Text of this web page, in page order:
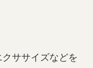
ササイズなどを